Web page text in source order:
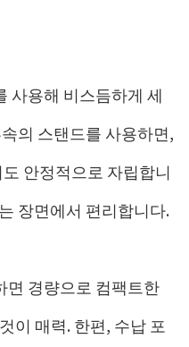
사용해 비스듬하게 세
의 스탠드를 사용하면,
안정적으로 자립합니
장면에서 편리합니다.
면 경량으로 컴팩트한
이 매력. 한편, 수납 포